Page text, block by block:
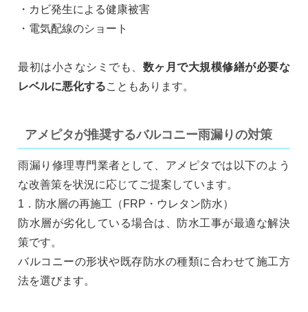
・カビ発生による健康被害
・電気配線のショート
最初は小さなシミでも、 数ヶ月で大規模修繕が必要な
レベルに悪化することもあります。
アメピタが推奨するバルコニー雨漏りの対策
雨漏り修理専門業者として、アメピタでは以下のよう
な改善策を状況に応じてご提案しています。
1．防水層の再施工（FRP・ウレタン防水）
防水層が劣化している場合は、防水工事が最適な解決
策です。
バルコニーの形状や既存防水の種類に合わせて施工方
法を選びます。